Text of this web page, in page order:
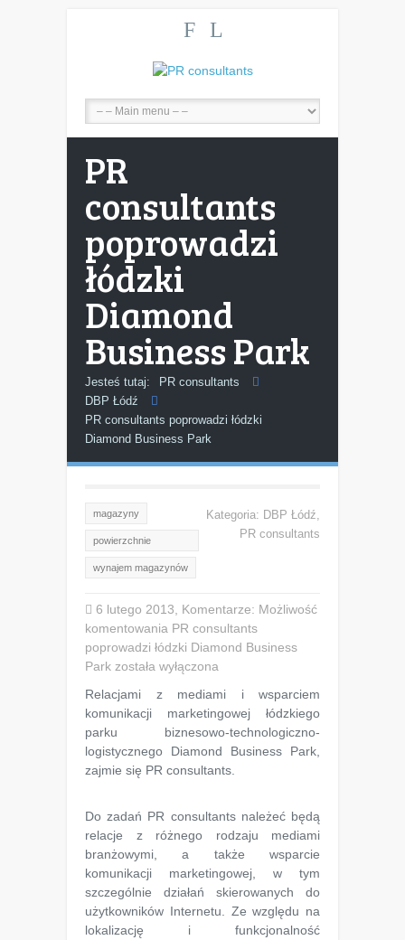
F L
PR
consultants
poprowadzi
łódzki
Diamond
Business Park
Jesteś tutaj:
PR consultants
DBP Łódź
PR consultants poprowadzi łódzki
Diamond Business Park
magazyny
powierzchnie
wynajem magazynów
Kategoria: DBP Łódź
PR consultants
6 lutego 2013, Komentarze: Możliwość
komentowania PR consultants
poprowadzi łódzki Diamond Business
Park została wyłączona
Relacjami z mediami i wsparciem
komunikacji marketingowej łódzkiego
parku biznesowo-technologiczno-
logistycznego Diamond Business Park,
zajmie się PR consultants.
Do zadań PR consultants należeć będą
relacje z różnego rodzaju mediami
branżowymi, a także wsparcie
komunikacji marketingowej, w tym
szczególnie działań skierowanych do
użytkowników Internetu. Ze względu na
lokalizację i funkcjonalność